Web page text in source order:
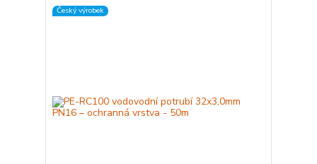
Český výrobek